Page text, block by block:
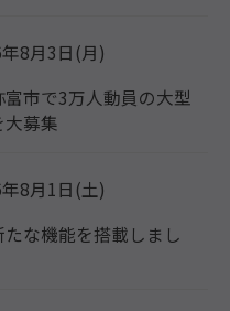
8月3日(月)
富市で3万人動員の大型
募集
8月1日(土)
な機能を搭載しまし